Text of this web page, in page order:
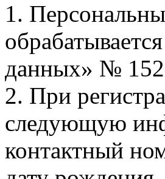
1.
данных» №
2. При
следующую
контактный